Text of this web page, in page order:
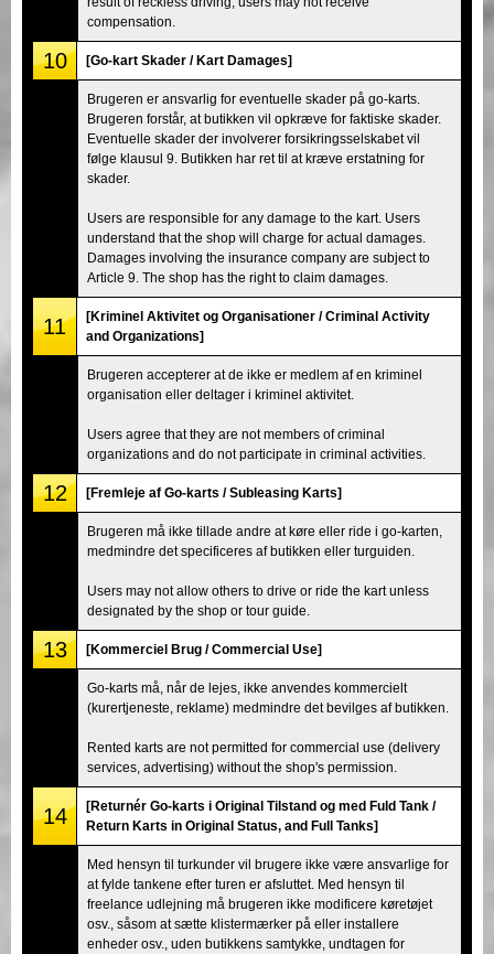
compensation.
10 [Go-kart Skader / Kart Damages]
Brugeren er ansvarlig for eventuelle skader på go-karts.
Brugeren forstår, at butikken vil opkræve for faktiske skader.
Eventuelle skader der involverer forsikringsselskabet vil
følge klausul 9. Butikken har ret til at kræve erstatning for
skader.
Users are responsible for any damage to the kart. Users
understand that the shop will charge for actual damages.
Damages involving the insurance company are subject to
Article 9. The shop has the right to claim damages.
11
[Kriminel Aktivitet og Organisationer / Criminal Activity
and Organizations]
Brugeren accepterer at de ikke er medlem af en kriminel
organisation eller deltager i kriminel aktivitet.
Users agree that they are not members of criminal
organizations and do not participate in criminal activities.
12 [Fremleje af Go-karts / Subleasing Karts]
Brugeren må ikke tillade andre at køre eller ride i go-karten,
medmindre det specificeres af butikken eller turguiden.
Users may not allow others to drive or ride the kart unless
designated by the shop or tour guide.
13 [Kommerciel Brug / Commercial Use]
Go-karts må, når de lejes, ikke anvendes kommercielt
(kurertjeneste, reklame) medmindre det bevilges af butikken.
Rented karts are not permitted for commercial use (delivery
services, advertising) without the shop's permission.
14
[Returnér Go-karts i Original Tilstand og med Fuld Tank /
Return Karts in Original Status, and Full Tanks]
Med hensyn til turkunder vil brugere ikke være ansvarlige for
at fylde tankene efter turen er afsluttet. Med hensyn til
freelance udlejning må brugeren ikke modificere køretøjet
osv., såsom at sætte klistermærker på eller installere
enheder osv., uden butikkens samtykke, undtagen for